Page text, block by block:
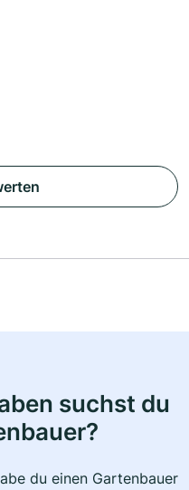
suchst du
du einen Gartenbauer